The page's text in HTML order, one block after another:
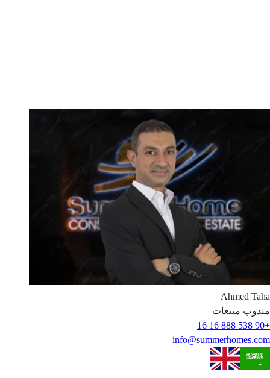
Ahmed Taha
مندوب مبيعات
+90 538 888 16 16
info@summerhomes.com